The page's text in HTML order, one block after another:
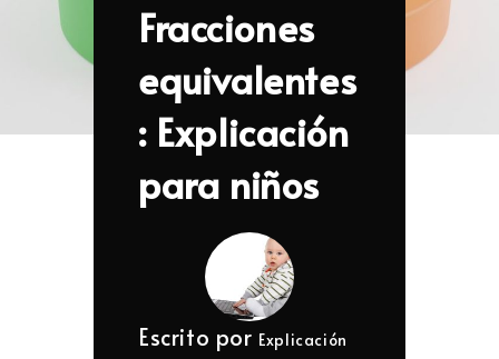
Fracciones
equivalentes
: Explicación
para niños
Escrito por Explicación